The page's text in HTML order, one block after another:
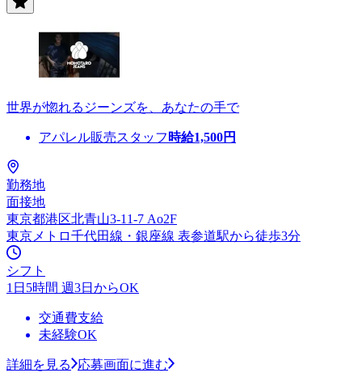
世界が惚れるジーンズを、あなたの手で
アパレル販売スタッフ 時給1,500円
勤務地
面接地
東京都港区北青山3-11-7 Ao2F
東京メトロ千代田線・銀座線 表参道駅から徒歩3分
シフト
1日5時間 週3日からOK
交通費支給
未経験OK
詳細を見る
応募画面に進む